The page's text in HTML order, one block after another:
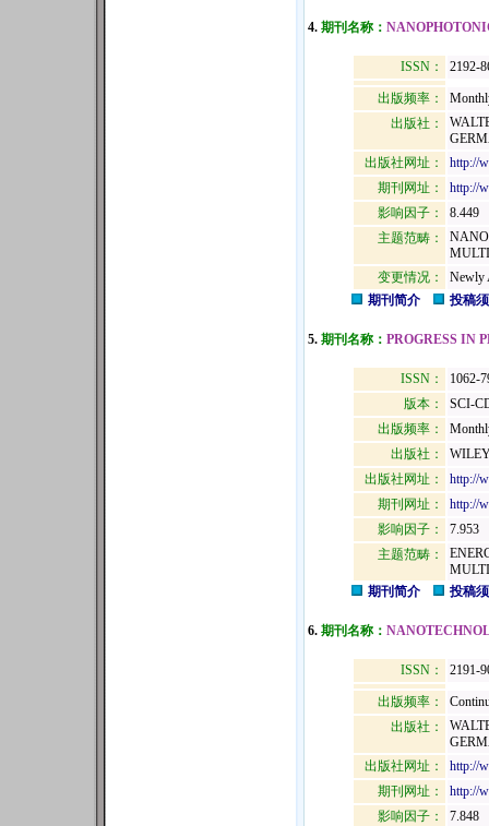
4. 期刊名称：
ISSN： 2192-
出版频率：
出版社：
出版社网址：
http://
期刊网址：
http://
影响因子：
8.449
主题范畴：
变更情况：
Newly
期刊简介
投稿
5. 期刊名称： PROGRESS IN
ISSN：
1062-
版本：
SCI-
出版频率：
出版社：
出版社网址：
http://
期刊网址：
http://
影响因子：
7.953
主题范畴：
期刊简介
投稿
6. 期刊名称：
ISSN： 2191-
出版频率：
出版社：
出版社网址：
http://
期刊网址：
http://
影响因子：
7.848